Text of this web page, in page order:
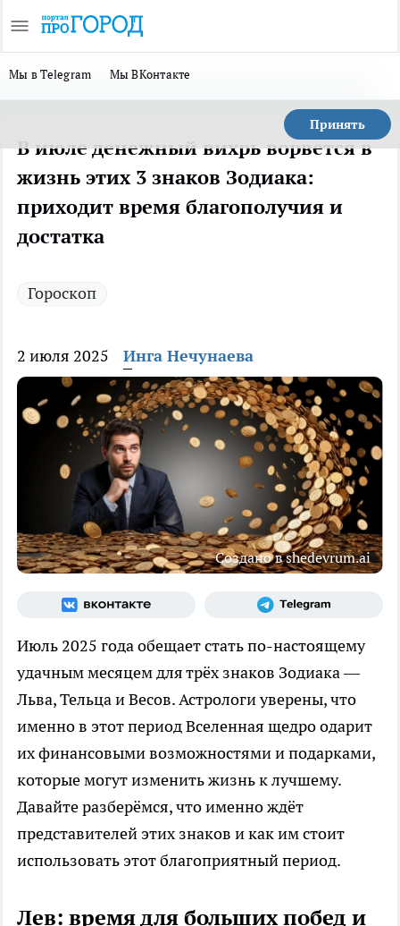
Мы в Telegram Мы ВКонтакте
Принять
В июле денежный вихрь ворвется в
жизнь этих 3 знаков Зодиака:
приходит время благополучия и
достатка
Гороскоп
2 июля 2025 Инга Нечунаева
Создано в shedevrum.ai
Июль 2025 года обещает стать по-настоящему
удачным месяцем для трёх знаков Зодиака —
Льва, Тельца и Весов. Астрологи уверены, что
именно в этот период Вселенная щедро одарит
их финансовыми возможностями и подарками,
которые могут изменить жизнь к лучшему.
Давайте разберёмся, что именно ждёт
представителей этих знаков и как им стоит
использовать этот благоприятный период.
Лев: время для больших побед и